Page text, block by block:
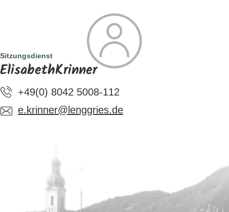
SUCHE
Sitzungsdienst
ElisabethKrinner
+49(0) 8042 5008-112
e.krinner@lenggries.de